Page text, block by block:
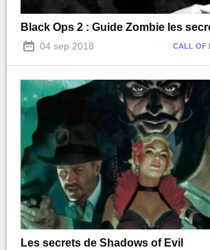
Black Ops 2 : Guide Zombie les
04 sep 2018 CALL OF
Les secrets de Shadows of Evil